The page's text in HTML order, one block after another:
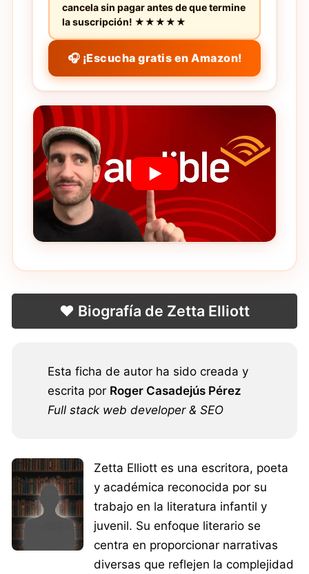
cancela sin pagar antes de que termine
la suscripción! ★★★★★
🎧 ¡Escucha gratis en Amazon!
❤️ Biografía de Zetta Elliott
Esta ficha de autor ha sido creada y
escrita por Roger Casadejús Pérez
Full stack web developer & SEO
Zetta Elliott es una escritora, poeta
y académica reconocida por su
trabajo en la literatura infantil y
juvenil. Su enfoque literario se
centra en proporcionar narrativas
diversas que reflejen la complejidad